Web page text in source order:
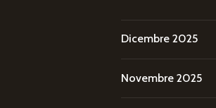
Dicembre 2025
Novembre 2025